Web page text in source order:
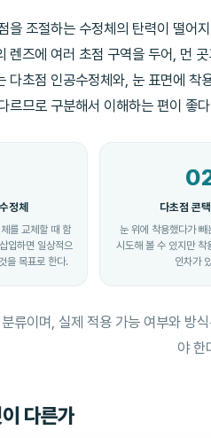
을 조절하는 수정체의 탄력이 떨어
렌즈에 여러 초점 구역을 두어, 먼
다초점 인공수정체와, 눈 표면에
르므로 구분해서 이해하는 편이 좋
정체
를 교체할 때 함
입하면 일상적으
을 목표로 한다.
다초점 콘
눈 위에 착용했다가 빼
시도해 볼 수 있지만 착
인차가
류이며, 실제 적용 가능 여부와 방
야 한
다른가